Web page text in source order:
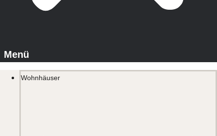
Wohnhäuser